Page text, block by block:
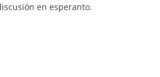
en esperanto.